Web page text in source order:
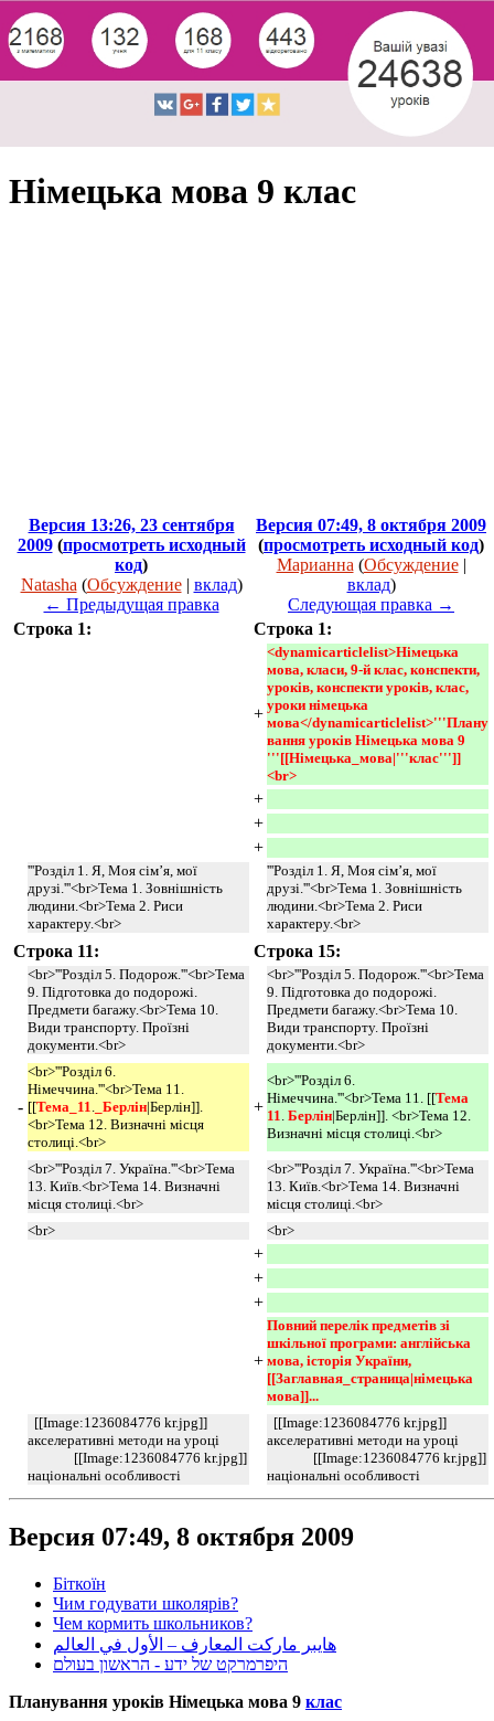
Німецька мова 9 клас
Версия 13:26, 23 сентября
2009(просмотреть исходный
код)
Natasha (Обсуждение| вклад)
← Предыдущая правка
Версия 07:49, 8 октября 2009
(просмотреть исходный код)
Марианна (Обсуждение|
вклад)
Следующая правка →
Строка 1:
Строка 1:
+
<dynamicarticlelist>Німецька
мова, класи, 9-й клас, конспекти,
уроків, конспекти уроків, клас,
уроки німецька
мова</dynamicarticlelist>'''Плану
вання уроків Німецька мова 9
'''[[Німецька_мова|'''клас''']]
<br>
+
+
+
'''Розділ 1. Я, Моя сім’я, мої
друзі.'''<br>Тема 1. Зовнішність
людини.<br>Тема 2. Риси
характеру.<br>
'''Розділ 1. Я, Моя сім’я, мої
друзі.'''<br>Тема 1. Зовнішність
людини.<br>Тема 2. Риси
характеру.<br>
Строка 11: Строка 15:
<br>'''Розділ 5. Подорож.'''<br>Тема
9. Підготовка до подорожі.
Предмети багажу.<br>Тема 10.
Види транспорту. Проїзні
документи.<br>
<br>'''Розділ 5. Подорож.'''<br>Тема
9. Підготовка до подорожі.
Предмети багажу.<br>Тема 10.
Види транспорту. Проїзні
документи.<br>
-
<br>'''Розділ 6.
Німеччина.'''<br>Тема 11.
[[Тема_11. _Берлін|Берлін]].
<br>Тема 12. Визначні місця
столиці.<br>
+
<br>'''Розділ 6.
Німеччина.'''<br>Тема 11. [[Тема
11. Берлін|Берлін]]. <br>Тема 12.
Визначні місця столиці.<br>
<br>'''Розділ 7. Україна.'''<br>Тема
13. Київ.<br>Тема 14. Визначні
місця столиці.<br>
<br>'''Розділ 7. Україна.'''<br>Тема
13. Київ.<br>Тема 14. Визначні
місця столиці.<br>
<br>
<br>
+
+
+
+
Повний перелік предметів зі
шкільної програми: англійська
мова, історія України,
[[Заглавная_страница|німецька
мова]]...
[[Image:1236084776 kr.jpg]]
акселеративні методи на уроці
[[Image:1236084776 kr.jpg]]
національні особливості
[[Image:1236084776 kr.jpg]]
акселеративні методи на уроці
[[Image:1236084776 kr.jpg]]
національні особливості
Версия 07:49, 8 октября 2009
Біткоїн
Чим годувати школярів?
Чем кормить школьников?
هايبر ماركت المعارف – الأول في العالم
היפרמרקט של ידע - הראשון בעולם
Планування уроків Німецька мова 9 клас